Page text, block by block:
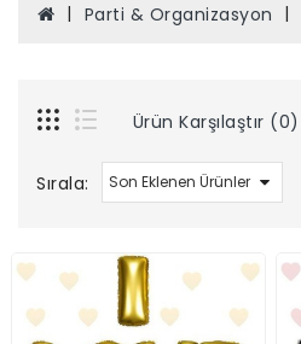
Parti & Organizasyon
Ürün Karşılaştır (0)
Sırala: